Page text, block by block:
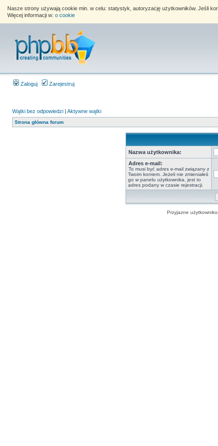
Nasze strony używają cookie min. w celu: statystyk, autoryzację użytkowników. Jeśli
Więcej informacji w: o cookie
Zaloguj Zarejestruj
Wątki bez odpowiedzi | Aktywne wątki
Strona główna forum
Nazwa użytkownika:
Adres e-mail:
To musi być adres e-mail związany z
Twoim kontem. Jeżeli nie zmieniałeś
go w panelu użytkownika, jest to
adres podany w czasie rejestracji.
Przyjazne